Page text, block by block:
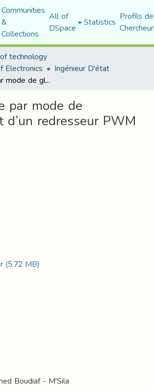
Communities
&
Collections
All of
DSpace Statistics Profils
technology
Electronics Ingénieur D'état
Commande par mode de glissement d’un redresseur PWM triphasé
par mode de
redresseur PWM
(5.72 MB)
Boudiaf - M'Sila